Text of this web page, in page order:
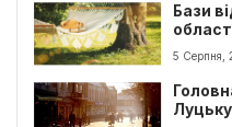
Бази
5 Серпня,